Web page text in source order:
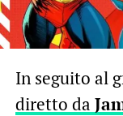
In seguito al
diretto da